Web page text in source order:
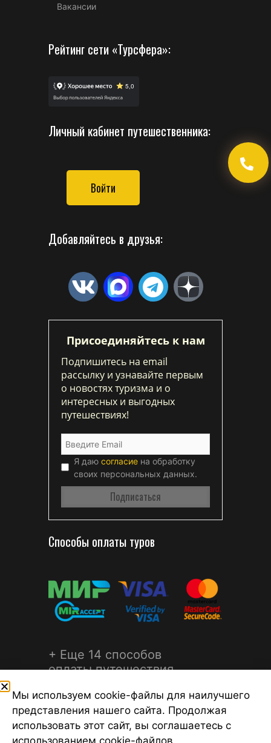
Вакансии
Рейтинг сети «Турсфера»:
Личный кабинет путешественника:
Войти
Добавляйтесь в друзья:
Присоединяйтесь к нам
Подпишитесь на email
рассылку и узнавайте первым
о новостях туризма и о
интересных и выгодных
путешествиях!
Я даю согласие на обработку
своих персональных данных.
Способы оплаты туров
+ Еще 14 способов
оплаты путешествия
Мы используем cookie-файлы для наилучшего
представления нашего сайта. Продолжая
использовать этот сайт, вы соглашаетесь с
использованием cookie-файлов.